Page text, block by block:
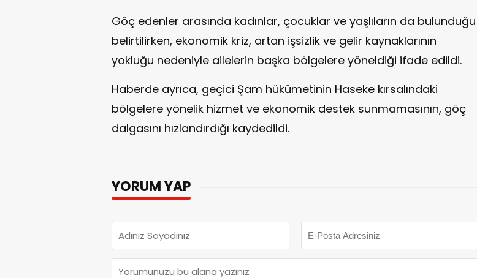
Göç edenler arasında kadınlar, çocuklar ve yaşlıların da bulunduğu
belirtilirken, ekonomik kriz, artan işsizlik ve gelir kaynaklarının
yokluğu nedeniyle ailelerin başka bölgelere yöneldiği ifade edildi.
Haberde ayrıca, geçici Şam hükümetinin Haseke kırsalındaki
bölgelere yönelik hizmet ve ekonomik destek sunmamasının, göç
dalgasını hızlandırdığı kaydedildi.
YORUM YAP